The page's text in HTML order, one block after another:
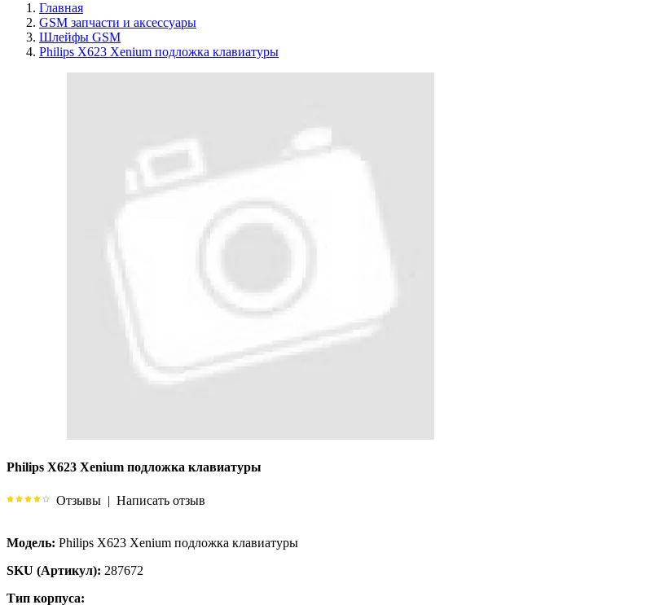
Главная
GSM запчасти и аксессуары
Шлейфы GSM
Philips X623 Xenium подложка клавиатуры
Philips X623 Xenium подложка клавиатуры
Отзывы | Написать отзыв
Модель: Philips X623 Xenium подложка клавиатуры
SKU (Артикул): 287672
Тип корпуса: